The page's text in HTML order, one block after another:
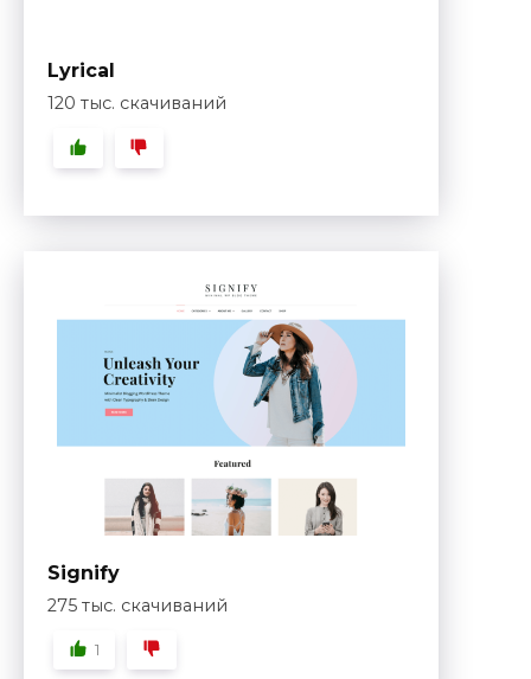
Lyrical
120 тыс. скачиваний
Signify
275 тыс. скачиваний
1